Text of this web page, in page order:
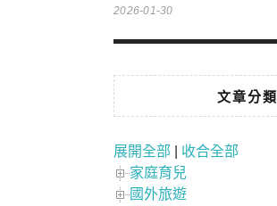
2026-01-30
文章分類
展開全部
收合全部
家庭育兒
國外旅遊